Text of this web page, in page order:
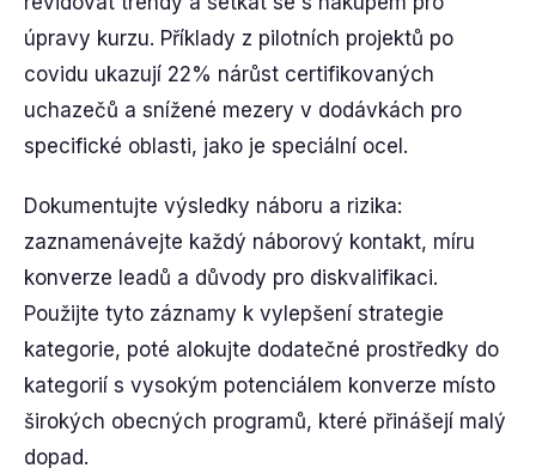
úpravy kurzu. Příklady z pilotních projektů po
covidu ukazují 22% nárůst certifikovaných
uchazečů a snížené mezery v dodávkách pro
specifické oblasti, jako je speciální ocel.
Dokumentujte výsledky náboru a rizika:
zaznamenávejte každý náborový kontakt, míru
konverze leadů a důvody pro diskvalifikaci.
Použijte tyto záznamy k vylepšení strategie
kategorie, poté alokujte dodatečné prostředky do
kategorií s vysokým potenciálem konverze místo
širokých obecných programů, které přinášejí malý
dopad.